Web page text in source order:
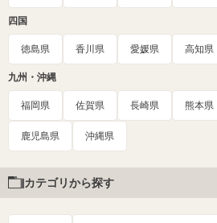
四国
徳島県 香川県 愛媛県 高知県
九州・沖縄
福岡県 佐賀県 長崎県 熊本県
鹿児島県 沖縄県
カテゴリから探す